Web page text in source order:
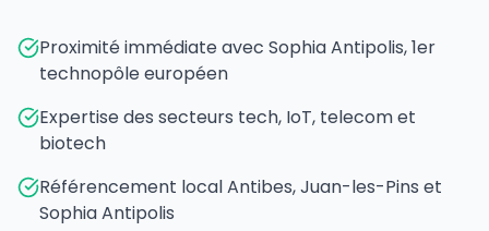
Proximité immédiate avec Sophia Antipolis, 1er
technopôle européen
Expertise des secteurs tech, IoT, telecom et
biotech
Référencement local Antibes, Juan-les-Pins et
Sophia Antipolis